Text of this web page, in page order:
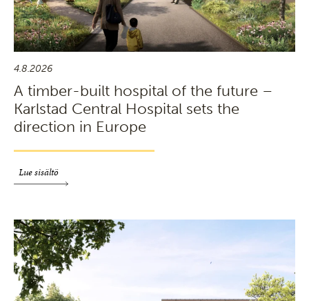
4.8.2026
A timber-built hospital of the future –
Karlstad Central Hospital sets the
direction in Europe
Lue sisältö